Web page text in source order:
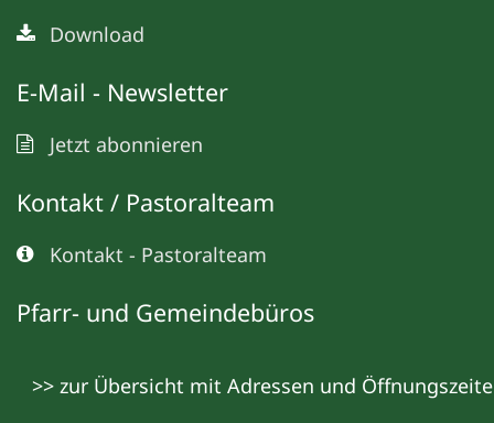
Download
E-Mail - Newsletter
Jetzt abonnieren
Kontakt / Pastoralteam
Kontakt - Pastoralteam
Pfarr- und Gemeindebüros
>> zur Übersicht mit Adressen und